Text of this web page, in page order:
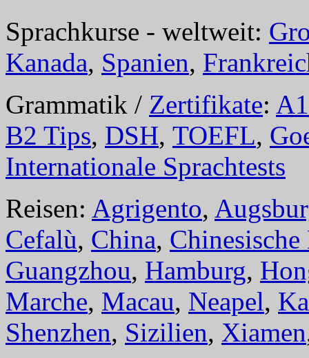
Sprachkurse - weltweit:
Kanada, Spanien,
Grammatik / Zertifikate: A1
B2 Tips, DSH, TOEFL,
Internationale Sprachtests
Reisen: Agrigento,
Cefalù, China, Chinesische
Guangzhou, Hamburg,
Marche, Macau, Neapel,
Shenzhen, Sizilien, Xiamen